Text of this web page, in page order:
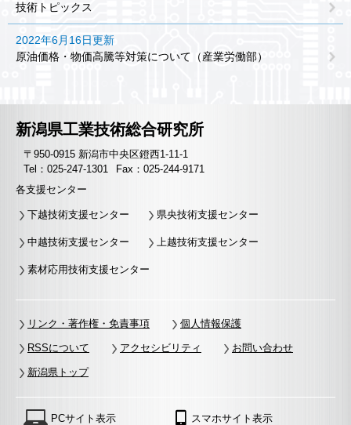
技術トピックス
2022年6月16日更新
原油価格・物価高騰等対策について（産業労働部）
新潟県工業技術総合研究所
〒950-0915 新潟市中央区鐙西1-11-1
Tel：025-247-1301
Fax：025-244-9171
各支援センター
下越技術支援センター 県央技術支援センター
中越技術支援センター 上越技術支援センター
素材応用技術支援センター
リンク・著作権・免責事項 個人情報保護
RSSについて アクセシビリティ お問い合わせ
新潟県トップ
PCサイト表示 スマホサイト表示